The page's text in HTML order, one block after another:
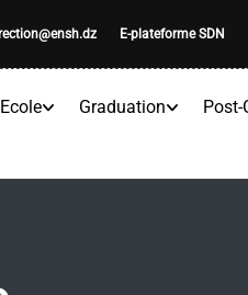
E-plateforme SDN
Ecole Graduation Post-